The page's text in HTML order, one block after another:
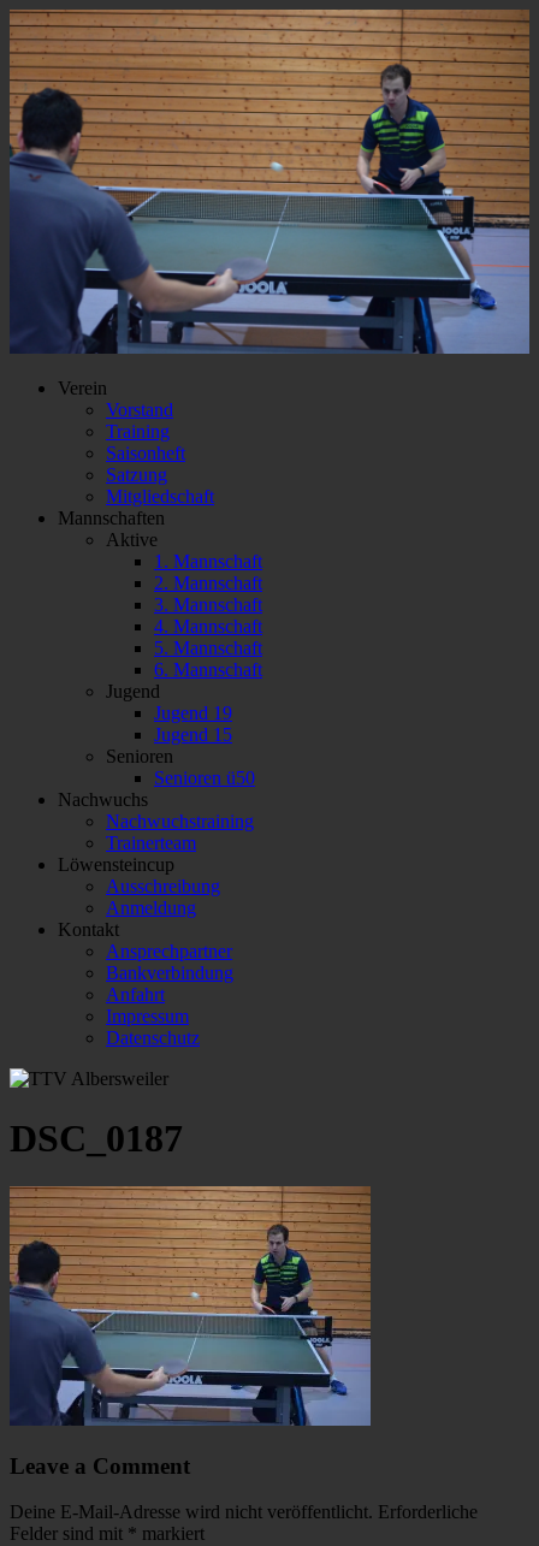
Verein
Vorstand
Training
Saisonheft
Satzung
Mitgliedschaft
Mannschaften
Aktive
1. Mannschaft
2. Mannschaft
3. Mannschaft
4. Mannschaft
5. Mannschaft
6. Mannschaft
Jugend
Jugend 19
Jugend 15
Senioren
Senioren ü50
Nachwuchs
Nachwuchstraining
Trainerteam
Löwensteincup
Ausschreibung
Anmeldung
Kontakt
Ansprechpartner
Bankverbindung
Anfahrt
Impressum
Datenschutz
DSC_0187
Leave a Comment
Deine E-Mail-Adresse wird nicht veröffentlicht. Erforderliche
Felder sind mit * markiert